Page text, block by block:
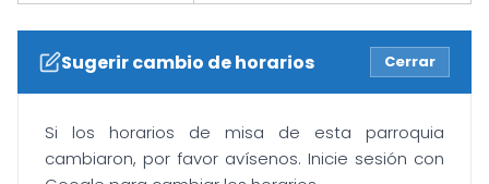
Sugerir cambio de horarios Cerrar
Si los horarios de misa de esta parroquia
cambiaron, por favor avísenos. Inicie sesión con